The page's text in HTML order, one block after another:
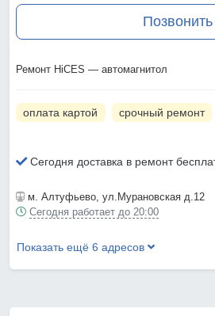
Позвонить
Ремонт HiCES — автомагнитол
оплата картой срочный ремонт
Сегодня доставка в ремонт
м. Алтуфьево, ул.Мурановская д.12
Сегодня работает до 20:00
Показать ещё 6 адресов